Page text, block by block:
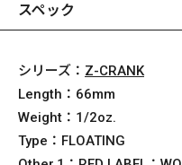
スペック
シリーズ： Z-CRANK
Length： 66mm
Weight： 1/2oz.
Type： FLOATING